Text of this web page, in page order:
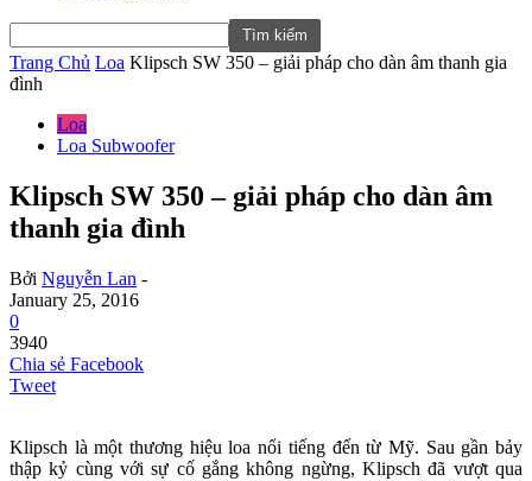
Trang Chủ Loa Klipsch SW 350 – giải pháp cho dàn âm thanh gia
đình
Loa
Loa Subwoofer
Klipsch SW 350 – giải pháp cho dàn âm
thanh gia đình
Bởi Nguyễn Lan -
January 25, 2016
0
3940
Chia sẻ Facebook
Tweet
Klipsch là một thương hiệu loa nổi tiếng đến từ Mỹ. Sau gần bảy
thập kỷ cùng với sự cố gắng không ngừng, Klipsch đã vượt qua